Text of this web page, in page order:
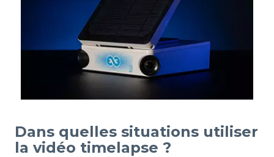
Dans quelles situations utiliser
la vidéo timelapse ?